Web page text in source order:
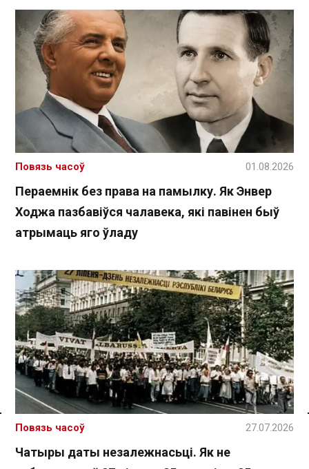
Спасылка без VPN
Пераемнік без права на памылку. Як Энвер
Ходжа пазбавіўся чалавека, які павінен быў
атрымаць яго ўладу
Повязь часоў 01.08.2026
Чатыры даты незалежнасьці. Як не
Повязь часоў 27.07.2026